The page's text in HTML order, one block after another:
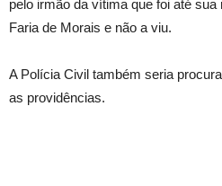
pelo irmão da vítima que foi até
Faria de Morais e não a viu.
A Polícia Civil também seria
as providências.